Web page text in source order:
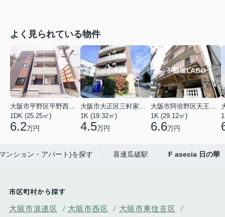
よく見られている物件
1DK (25.25㎡)
6.2万円
1K (19.32㎡)
4.5万円
1K (29.12㎡)
6.6万円
ンション・アパート)を探す 喜連瓜破駅 F asecia 日の華
市区町村から探す
大阪市浪速区 / 大阪市西区 / 大阪市東住吉区 /